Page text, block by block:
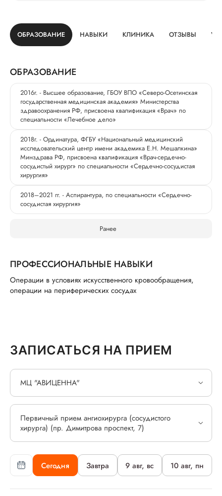
ОБРАЗОВАНИЕ НАВЫКИ КЛИНИКА ОТЗЫВЫ
ОБРАЗОВАНИЕ
2016г. - Высшее образование, ГБОУ ВПО «Северо-Осетинская
государственная медицинская академия» Министерства
здравоохранения РФ, присвоена квалификация «Врач» по
специальности «Лечебное дело»
2018г. - Ординатура, ФГБУ «Национальный медицинский
исследовательский центр имени академика Е.Н. Мешалкина»
Минздрава РФ, присвоена квалификация «Врач-сердечно-
сосудистый хирург» по специальности «Сердечно-сосудистая
хирургия»
2018–2021 гг. - Аспирантура, по специальности «Сердечно-
сосудистая хирургия»
Ранее
ПРОФЕССИОНАЛЬНЫЕ НАВЫКИ
Операции в условиях искусственного кровообращения,
операции на периферических сосудах
ЗАПИСАТЬСЯ НА ПРИЕМ
Сегодня Завтра 9 авг, вс 10 авг, пн
МЦ "АВИЦЕННА"
Первичный прием ангиохирурга (сосудистого
хирурга) (пр. Димитрова проспект, 7)